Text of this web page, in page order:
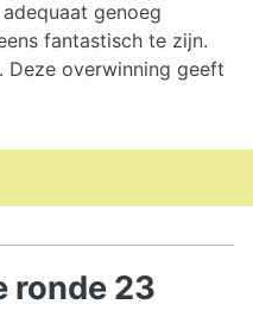
genoeg
fantastisch te zijn.
Deze overwinning geeft
ronde 23